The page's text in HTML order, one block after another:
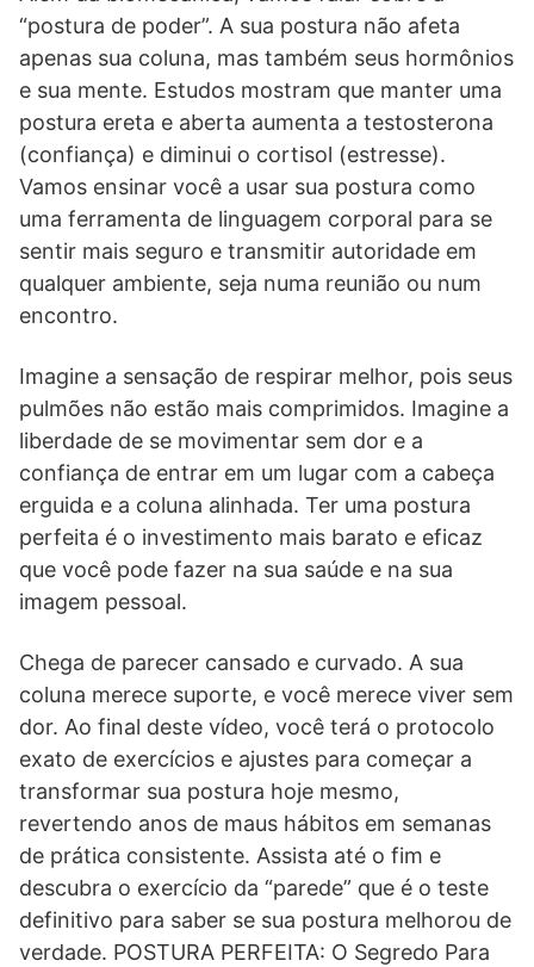
“postura de poder”. A sua postura não afeta
apenas sua coluna, mas também seus hormônios
e sua mente. Estudos mostram que manter uma
postura ereta e aberta aumenta a testosterona
(confiança) e diminui o cortisol (estresse).
Vamos ensinar você a usar sua postura como
uma ferramenta de linguagem corporal para se
sentir mais seguro e transmitir autoridade em
qualquer ambiente, seja numa reunião ou num
encontro.
Imagine a sensação de respirar melhor, pois seus
pulmões não estão mais comprimidos. Imagine a
liberdade de se movimentar sem dor e a
confiança de entrar em um lugar com a cabeça
erguida e a coluna alinhada. Ter uma postura
perfeita é o investimento mais barato e eficaz
que você pode fazer na sua saúde e na sua
imagem pessoal.
Chega de parecer cansado e curvado. A sua
coluna merece suporte, e você merece viver sem
dor. Ao final deste vídeo, você terá o protocolo
exato de exercícios e ajustes para começar a
transformar sua postura hoje mesmo,
revertendo anos de maus hábitos em semanas
de prática consistente. Assista até o fim e
descubra o exercício da “parede” que é o teste
definitivo para saber se sua postura melhorou de
verdade. POSTURA PERFEITA: O Segredo Para